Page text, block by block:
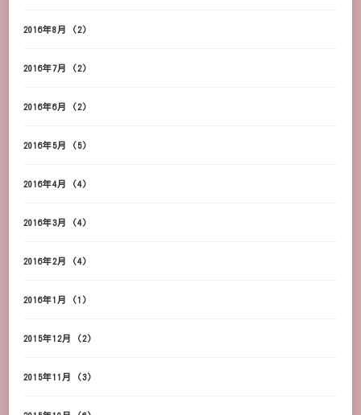
2016年8月 (2)
2016年7月 (2)
2016年6月 (2)
2016年5月 (5)
2016年4月 (4)
2016年3月 (4)
2016年2月 (4)
2016年1月 (1)
2015年12月 (2)
2015年11月 (3)